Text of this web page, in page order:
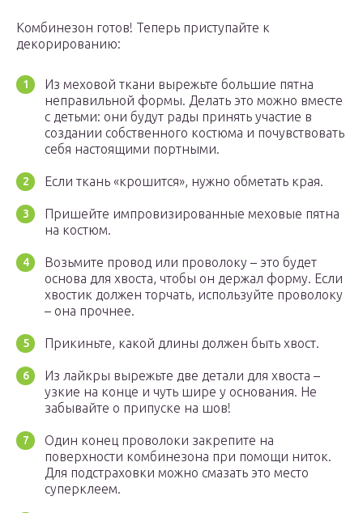
Комбинезон готов! Теперь приступайте к
декорированию:
Из меховой ткани вырежьте большие пятна
неправильной формы. Делать это можно вместе
с детьми: они будут рады принять участие в
создании собственного костюма и почувствовать
себя настоящими портными.
Если ткань «крошится», нужно обметать края.
Пришейте импровизированные меховые пятна
на костюм.
Возьмите провод или проволоку – это будет
основа для хвоста, чтобы он держал форму. Если
хвостик должен торчать, используйте проволоку
– она прочнее.
Прикиньте, какой длины должен быть хвост.
Из лайкры вырежьте две детали для хвоста –
узкие на конце и чуть шире у основания. Не
забывайте о припуске на шов!
Один конец проволоки закрепите на
поверхности комбинезона при помощи ниток.
Для подстраховки можно смазать это место
суперклеем.